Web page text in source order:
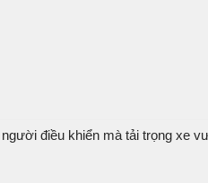
điều khiển mà tải trọng xe